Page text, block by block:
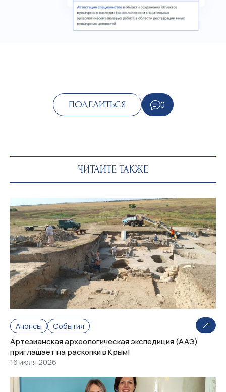
ПОДЕЛИТЬСЯ 0
ЧИТАЙТЕ ТАКЖЕ
Анонсы События
Артезианская археологическая экспедиция (ААЭ)
приглашает на раскопки в Крым!
16 июля 2026